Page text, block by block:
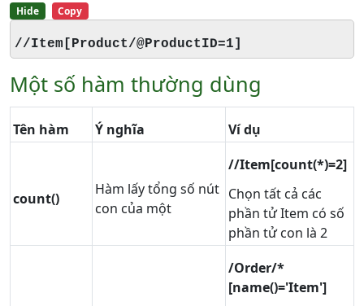
Hide Copy
//Item[Product/@ProductID=1]
Một số hàm thường dùng
Tên hàm Ý nghĩa Ví dụ
count()
Hàm lấy tổng số nút
con của một
//Item[count(*)=2]
Chọn tất cả các
phần tử Item có số
phần tử con là 2
/Order/*
[name()='Item']